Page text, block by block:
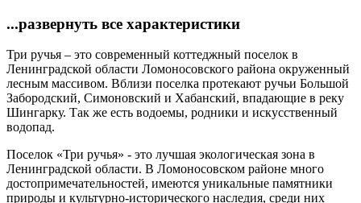
...развернуть все характеристики
Три ручья – это современный коттеджный поселок в
Ленинградской области Ломоносовского района окруженный
лесным массивом. Вблизи поселка протекают ручьи Большой
Забородский, Симоновский и Хабанский, впадающие в реку
Шингарку. Так же есть водоемы, родники и искусственный
водопад.
Поселок «Три ручья» - это лучшая экологическая зона в
Ленинградской области. В Ломоносовском районе много
достопримечательностей, имеются уникальные памятники
природы и культурно-исторического наследия, среди них